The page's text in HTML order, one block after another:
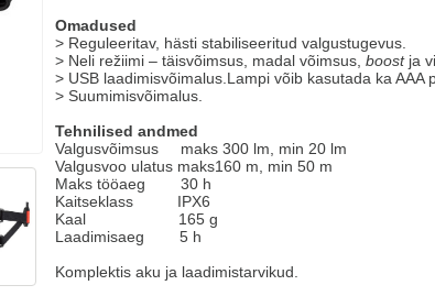
Omadused
> Reguleeritav, hästi stabiliseeritud valgustugevus.
> Neli režiimi – täisvõimsus, madal võimsus, boostja
> USB laadimisvõimalus.Lampi võib kasutada ka AAA
> Suumimisvõimalus.
Tehnilised andmed
Valgusvõimsus maks 300 lm, min 20 lm
Valgusvoo ulatus maks160 m, min 50 m
Maks tööaeg 30 h
Kaitseklass IPX6
Kaal 165 g
Laadimisaeg 5 h
Komplektis aku ja laadimistarvikud.